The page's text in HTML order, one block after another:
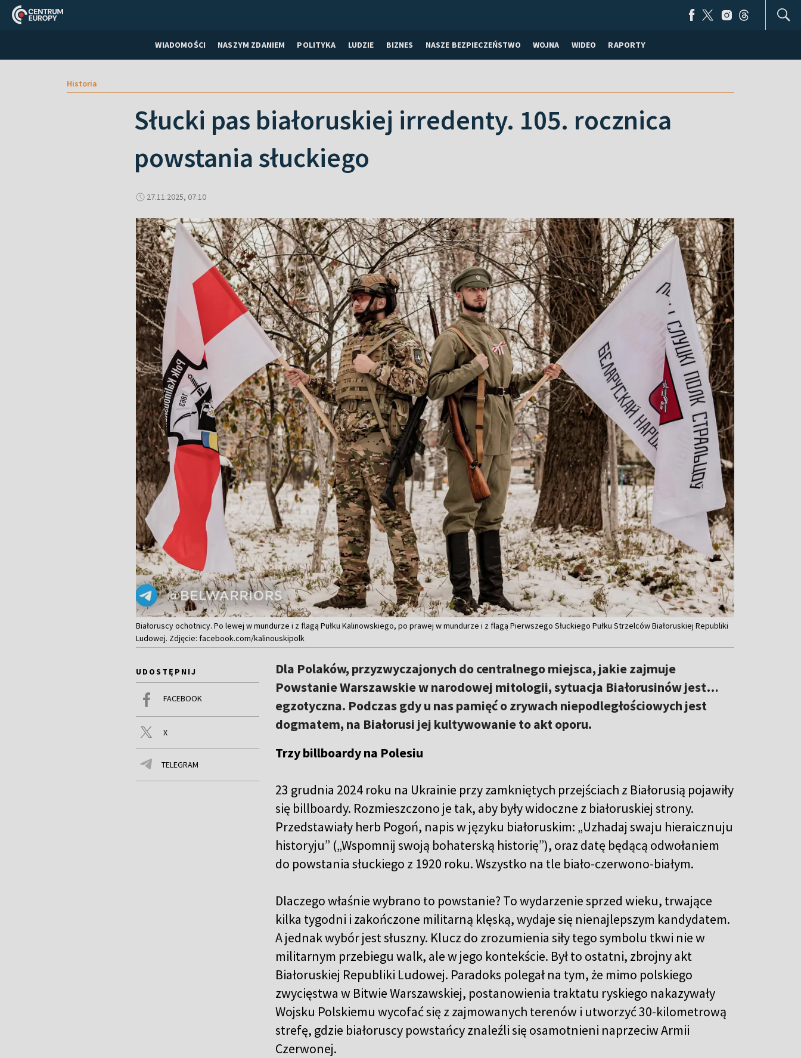
WIADOMOŚCI NASZYM ZDANIEM POLITYKA LUDZIE BIZNES NASZE BEZPIECZEŃSTWO WOJNA WIDEO RAPORTY
Historia
Słucki pas białoruskiej irredenty. 105. rocznica
powstania słuckiego
27.11.2025, 07:10
Białoruscy ochotnicy. Po lewej w mundurze i z flagą Pułku Kalinowskiego, po prawej w mundurze i z flagą Pierwszego Słuckiego Pułku Strzelców Białoruskiej Republiki
Ludowej. Zdjęcie: facebook.com/kalinouskipolk
UDOSTĘPNIJ
FACEBOOK
X
TELEGRAM
Dla Polaków, przyzwyczajonych do centralnego miejsca, jakie zajmuje
Powstanie Warszawskie w narodowej mitologii, sytuacja Białorusinów jest…
egzotyczna. Podczas gdy u nas pamięć o zrywach niepodległościowych jest
dogmatem, na Białorusi jej kultywowanie to akt oporu.
Trzy billboardy na Polesiu
23 grudnia 2024 roku na Ukrainie przy zamkniętych przejściach z Białorusią pojawiły
się billboardy. Rozmieszczono je tak, aby były widoczne z białoruskiej strony.
Przedstawiały herb Pogoń, napis w języku białoruskim: „Uzhadaj swaju hieraicznuju
historyju” („Wspomnij swoją bohaterską historię”), oraz datę będącą odwołaniem
do powstania słuckiego z 1920 roku. Wszystko na tle biało-czerwono-białym.
Dlaczego właśnie wybrano to powstanie? To wydarzenie sprzed wieku, trwające
kilka tygodni i zakończone militarną klęską, wydaje się nienajlepszym kandydatem.
A jednak wybór jest słuszny. Klucz do zrozumienia siły tego symbolu tkwi nie w
militarnym przebiegu walk, ale w jego kontekście. Był to ostatni, zbrojny akt
Białoruskiej Republiki Ludowej. Paradoks polegał na tym, że mimo polskiego
zwycięstwa w Bitwie Warszawskiej, postanowienia traktatu ryskiego nakazywały
Wojsku Polskiemu wycofać się z zajmowanych terenów i utworzyć 30-kilometrową
strefę, gdzie białoruscy powstańcy znaleźli się osamotnieni naprzeciw Armii
Czerwonej.